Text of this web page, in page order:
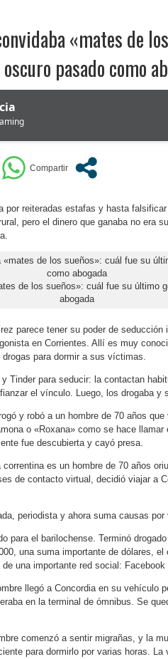
«mates de
pasado como
por reiteradas estafas y hasta
pero el dinero que ganaba no era
de los sueños»: cuál fue su último
abogada
parece tener su poder de
en Corrientes. Allí es muy
para dormir a sus víctimas.
Tinder para seducir: la contactan
el vínculo. Luego, los drogaba y
y robó a un hombre de 70 años
o «Roxana» como se hace
fue descubierta y cayó presa.
es un hombre de 70 años
de contacto virtual, decidió viajar a
periodista y ahora suma causas por
para el barilochense. Terminó
una suma importante de dólares,
una importante red social: Facebook
llegó a Concordia en su vehículo
en la terminal de ómnibus. Se
comenzó a sentir migrañas, y la
para dormirlo por varias horas. La